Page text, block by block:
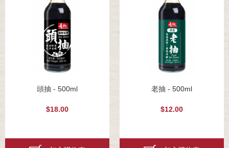
頭抽 - 500ml
$18.00
老抽 - 500ml
$12.00